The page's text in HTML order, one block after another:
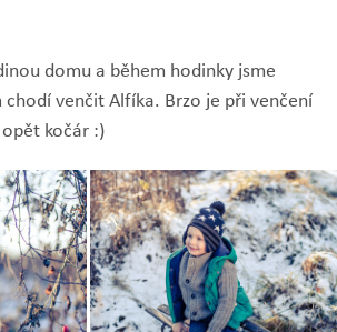
domu a během hodinky jsme
venčit Alfíka. Brzo je při venčení
kočár :)